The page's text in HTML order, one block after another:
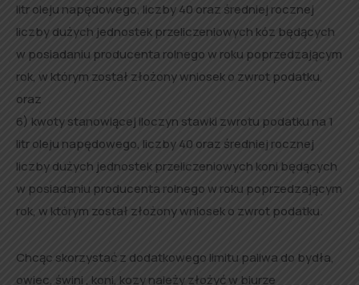
litr oleju napędowego, liczby 40 oraz średniej rocznej
liczby dużych jednostek przeliczeniowych kóz będących
w posiadaniu producenta rolnego w roku poprzedzającym
rok, w którym został złożony wniosek o zwrot podatku,
oraz
6) kwoty stanowiącej iloczyn stawki zwrotu podatku na 1
litr oleju napędowego, liczby 40 oraz średniej rocznej
liczby dużych jednostek przeliczeniowych koni będących
w posiadaniu producenta rolnego w roku poprzedzającym
rok, w którym został złożony wniosek o zwrot podatku.
Chcąc skorzystać z dodatkowego limitu paliwa do bydła,
owiec, świni , koni, kozy należy złożyć w biurze